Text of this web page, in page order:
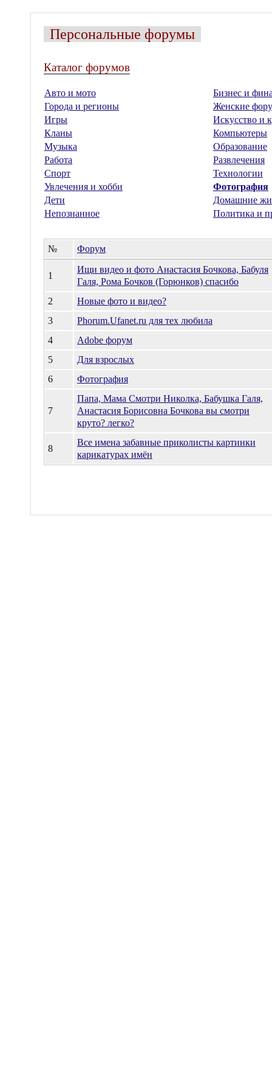
Персональные форумы
Каталог форумов
Авто и мото
Бизнес и
Города и регионы
Женские
Игры
Искусство и
Кланы
Компьютеры
Музыка
Образование
Работа
Развлечения
Спорт
Технологии
Увлечения и хобби
Фотография
Дети
Домашние
Непознанное
Политика и
№ Форум
1
Ищи видео и фото Анастасия Бочкова, Бабуля
Галя, Рома Бочков (Горюнков) спасибо
2
Новые фото и видео?
3
Phorum.Ufanet.ru для тех любила
4
Adobe форум
5
Для взрослых
6
Фотография
7
Папа, Мама Смотри Николка, Бабушка Галя,
Анастасия Борисовна Бочкова вы смотри
круто? легко?
8
Все имена забавные приколисты картинки
карикатурах имён